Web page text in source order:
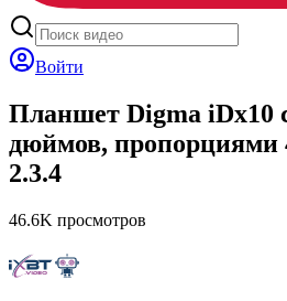
Войти
Планшет Digma iDx10
дюймов, пропорциями
2.3.4
46.6K просмотров